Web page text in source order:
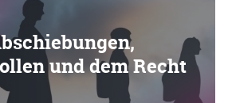
und dem Recht